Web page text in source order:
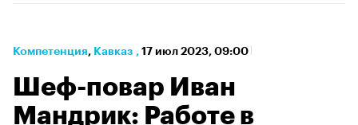
Компетенция⁠, Кавказ , 17 июл 2023, 09:00
Шеф-повар Иван
Мандрик: Работе в